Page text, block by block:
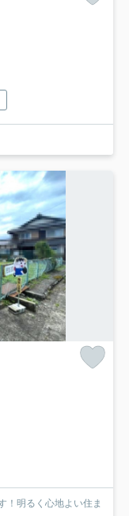
！明るく心地よい住ま